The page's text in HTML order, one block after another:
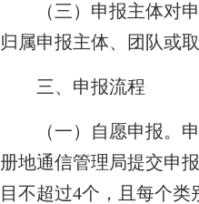
（三）申报主体对申
归属申报主体、团队或
三、申报流程
（一）自愿申报。申
册地通信管理局提交申
目不超过4个，且每个类